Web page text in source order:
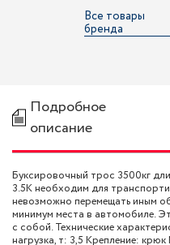
Все товары
бренда
Подробное
описание
Буксировочный трос 3500кг
3.5K необходим для
невозможно перемещать иным
минимум места в автомобиле.
с собой. Технические
нагрузка, т: 3,5 Крепление: